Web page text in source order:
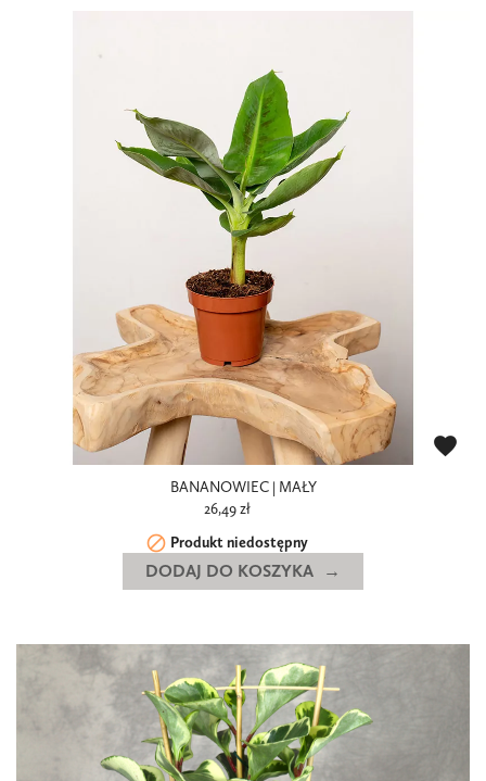
BANANOWIEC | MAŁY
26,49 zł
 Produkt niedostępny
favorite
DODAJ DO KOSZYKA